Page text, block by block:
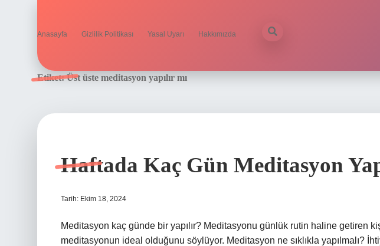
Anasayfa Gizlilik Politikası Yasal Uyarı Hakkımızda
Etiket:Üst üste meditasyon yapılır mı
Haftada Kaç Gün Meditasyon
Tarih: Ekim 18, 2024
Meditasyon kaç günde bir yapılır? Meditasyonu günlük rutin haline getiren
meditasyonun ideal olduğunu söylüyor. Meditasyon ne sıklıkla yapılmalı?